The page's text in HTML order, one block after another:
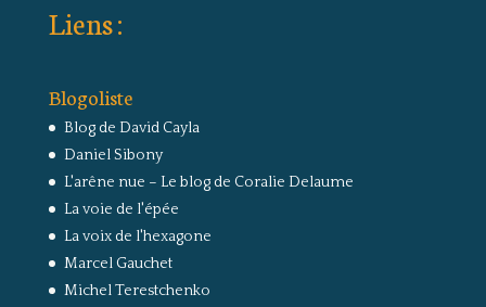
Liens :
Blogoliste
Blog de David Cayla
Daniel Sibony
L'arêne nue – Le blog de Coralie Delaume
La voie de l'épée
La voix de l'hexagone
Marcel Gauchet
Michel Terestchenko